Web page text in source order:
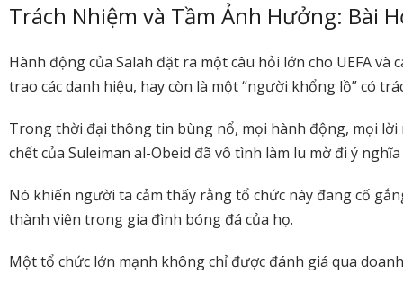
Trách Nhiệm và Tầm Ảnh Hưởng: Bài
Hành động của Salah đặt ra một câu hỏi lớn cho UEFA và
trao các danh hiệu, hay còn là một “người khổng lồ” có
Trong thời đại thông tin bùng nổ, mọi hành động, mọi lời
chết của Suleiman al-Obeid đã vô tình làm lu mờ đi ý
Nó khiến người ta cảm thấy rằng tổ chức này đang cố
thành viên trong gia đình bóng đá của họ.
Một tổ chức lớn mạnh không chỉ được đánh giá qua